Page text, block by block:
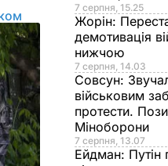
7 серпня, 15.25
Жорін:
демотивація
нижчою
7 серпня, 14.03
Совсун:
військовим
протести.
Міноборони
7 серпня, 13.07
Ейдман: Путін